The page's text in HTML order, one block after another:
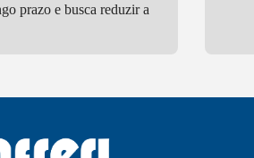
prazo e busca reduzir a